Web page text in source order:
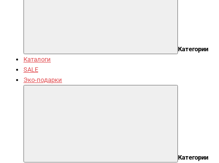
Категории
Каталоги
SALE
Эко-подарки
Категории